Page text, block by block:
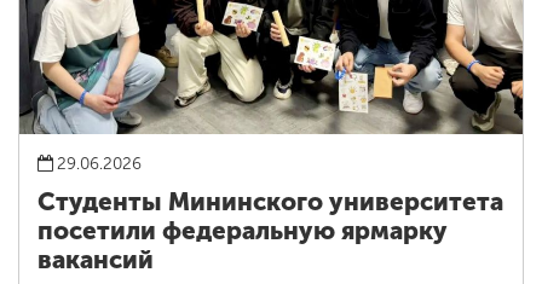
29.06.2026
Студенты Мининского университета
посетили федеральную ярмарку
вакансий